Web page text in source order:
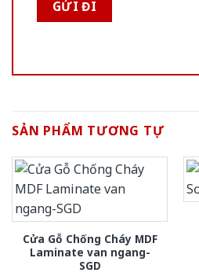
SẢN PHẨM TƯƠNG TỰ
Cửa Gỗ Chống Cháy MDF
Laminate van ngang-
SGD